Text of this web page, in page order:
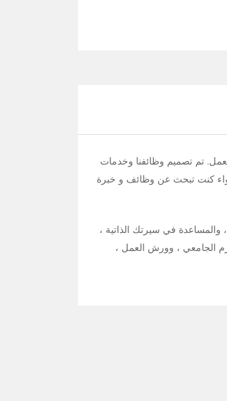
تم تصميم وظائفنا وخدمات
كنت تبحث عن وظائف و خبرة
والمساعدة في سيرتك الذاتية ،
الجامعي ، وورش العمل ،